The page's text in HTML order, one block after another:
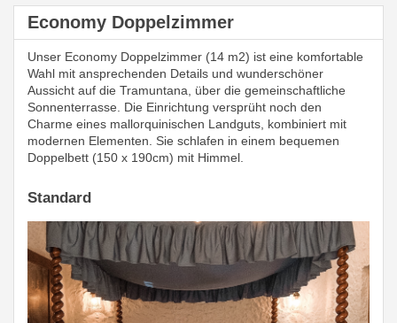
Economy Doppelzimmer
Unser Economy Doppelzimmer (14 m2) ist eine komfortable
Wahl mit ansprechenden Details und wunderschöner
Aussicht auf die Tramuntana, über die gemeinschaftliche
Sonnenterrasse. Die Einrichtung versprüht noch den
Charme eines mallorquinischen Landguts, kombiniert mit
modernen Elementen. Sie schlafen in einem bequemen
Doppelbett (150 x 190cm) mit Himmel.
Standard
Previous Next